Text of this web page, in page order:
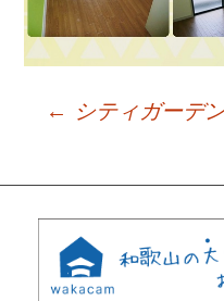
←
シティガーデ